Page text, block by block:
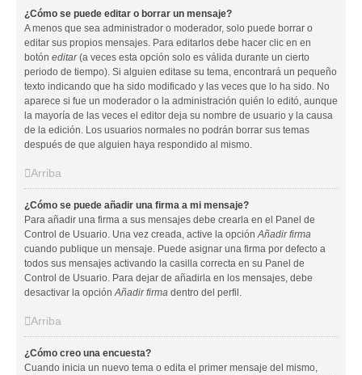
¿Cómo se puede editar o borrar un mensaje?
A menos que sea administrador o moderador, solo puede borrar o
editar sus propios mensajes. Para editarlos debe hacer clic en en
botón editar(a veces esta opción solo es válida durante un cierto
periodo de tiempo). Si alguien editase su tema, encontrará un pequeño
texto indicando que ha sido modificado y las veces que lo ha sido. No
aparece si fue un moderador o la administración quién lo editó, aunque
la mayoría de las veces el editor deja su nombre de usuario y la causa
de la edición. Los usuarios normales no podrán borrar sus temas
después de que alguien haya respondido al mismo.
Arriba
¿Cómo se puede añadir una firma a mi mensaje?
Para añadir una firma a sus mensajes debe crearla en el Panel de
Control de Usuario. Una vez creada, active la opciónAñadir firma
cuando publique un mensaje. Puede asignar una firma por defecto a
todos sus mensajes activando la casilla correcta en su Panel de
Control de Usuario. Para dejar de añadirla en los mensajes, debe
desactivar la opciónAñadir firma dentro del perfil.
Arriba
¿Cómo creo una encuesta?
Cuando inicia un nuevo tema o edita el primer mensaje del mismo,